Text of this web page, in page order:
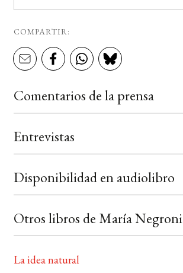
COMPARTIR:
Comentarios de la prensa
Entrevistas
Disponibilidad en audiolibro
Otros libros de María Negroni
La idea natural